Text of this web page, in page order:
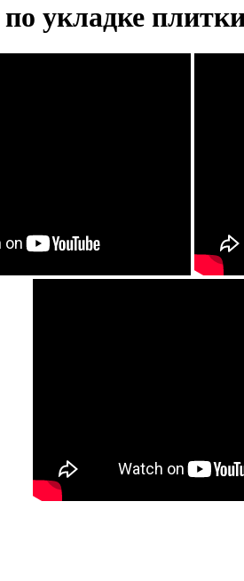
укладке